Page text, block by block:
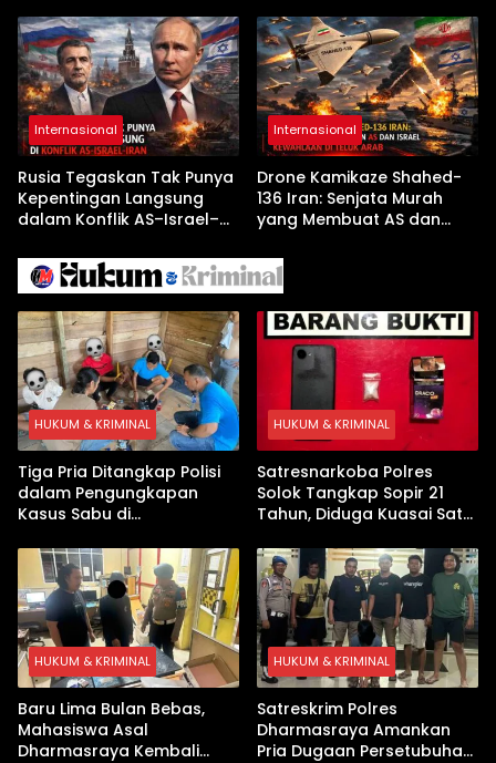
Jelang Kunjungan Beijing
Pembekalan Latihan Soal
Tanpa Internet
Internasional
Rusia Tegaskan Tak Punya
Kepentingan Langsung
dalam Konflik AS–Israel–
Internasional
Drone Kamikaze Shahed-
136 Iran: Senjata Murah
yang Membuat AS dan
Arab
HUKUM & KRIMINAL
Tiga Pria Ditangkap Polisi
dalam Pengungkapan
Kasus Sabu di
Digital hingga Bong Disita
HUKUM & KRIMINAL
Satresnarkoba Polres
Solok Tangkap Sopir 21
Tahun, Diduga Kuasai Satu
HUKUM & KRIMINAL
Baru Lima Bulan Bebas,
Mahasiswa Asal
Dharmasraya Kembali
HUKUM & KRIMINAL
Satreskrim Polres
Dharmasraya Amankan
Pria Dugaan Persetubuhan